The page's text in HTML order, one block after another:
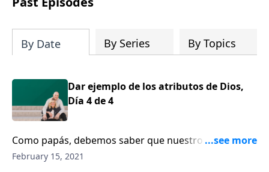
su iglesia y su comunidad!
By Date By Series By Topics
Dar ejemplo de los atributos de Dios,
Día 4 de 4
Como papás, debemos saber que nuestro carácter,
que se revela en lo que decimos y lo que hacemos, es
February 15, 2021